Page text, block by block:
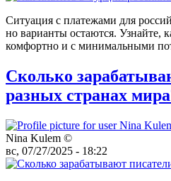
Ситуация с платежами для
но варианты остаются. Узнайте,
комфортно и с минимальными
Сколько
разных странах
Nina Kulem ©️
вс, 07/27/2025 - 18:22